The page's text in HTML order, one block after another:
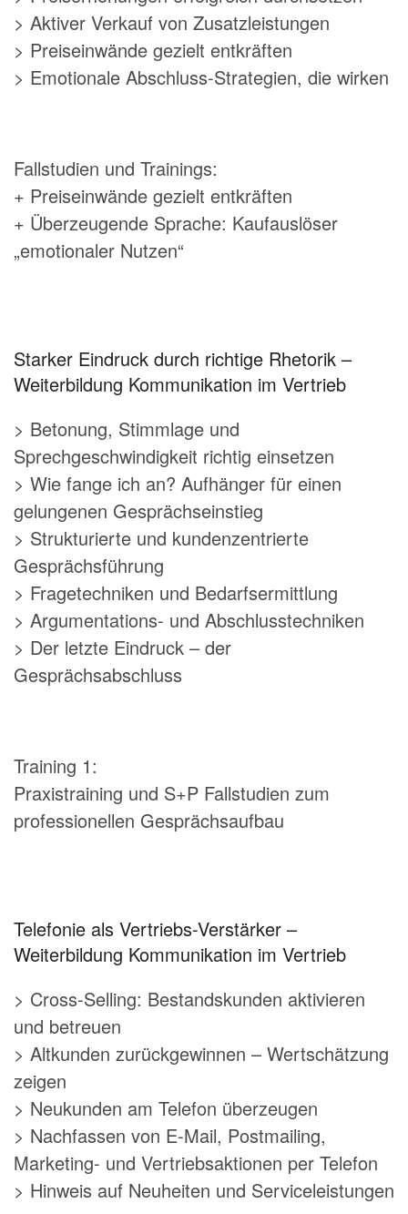
> Aktiver Verkauf von Zusatzleistungen
> Preiseinwände gezielt entkräften
> Emotionale Abschluss-Strategien, die wirken
Fallstudien und Trainings:
+ Preiseinwände gezielt entkräften
+ Überzeugende Sprache: Kaufauslöser
„emotionaler Nutzen“
Starker Eindruck durch richtige Rhetorik –
Weiterbildung Kommunikation im Vertrieb
> Betonung, Stimmlage und
Sprechgeschwindigkeit richtig einsetzen
> Wie fange ich an? Aufhänger für einen
gelungenen Gesprächseinstieg
> Strukturierte und kundenzentrierte
Gesprächsführung
> Fragetechniken und Bedarfsermittlung
> Argumentations- und Abschlusstechniken
> Der letzte Eindruck – der
Gesprächsabschluss
Training 1:
Praxistraining und S+P Fallstudien zum
professionellen Gesprächsaufbau
Telefonie als Vertriebs-Verstärker –
Weiterbildung Kommunikation im Vertrieb
> Cross-Selling: Bestandskunden aktivieren
und betreuen
> Altkunden zurückgewinnen – Wertschätzung
zeigen
> Neukunden am Telefon überzeugen
> Nachfassen von E-Mail, Postmailing,
Marketing- und Vertriebsaktionen per Telefon
> Hinweis auf Neuheiten und Serviceleistungen